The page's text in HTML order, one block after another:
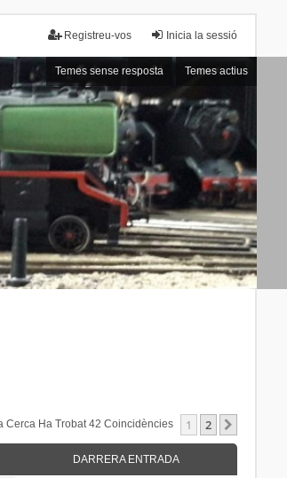
Inicia la sessió
Registreu-vos
Temes sense resposta Temes actius
Cerca Ha Trobat 42 Coincidències 1 2
DARRERA ENTRADA